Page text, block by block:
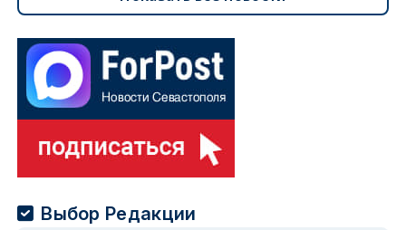
Выбор Редакции